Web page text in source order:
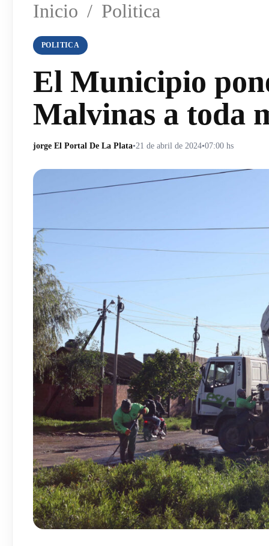
Inicio / Politica
POLITICA
El Municipio
Malvinas a toda
jorge El Portal De La Plata•21 de abril de 2024•07:00 hs